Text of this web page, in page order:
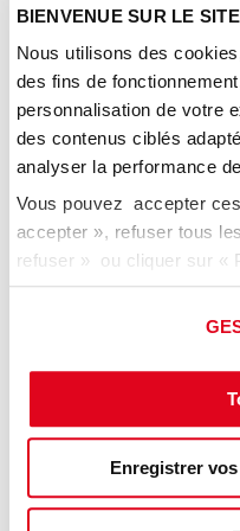
BIENVENUE SUR LE
Nous utilisons des
des fins de
personnalisation de votre
des contenus ciblés
analyser la performance
Vous pouvez accepter
accepter », refuser tous
refuser » ou cliquer sur «
gérer vos préférences.
Enregistrer
a
g
e
*
de confidentialité
Autogrill
Buroparc Bat G
18 rue Jacques Réattu
13275 Marseille
Tél : +33 (0)4 91 76